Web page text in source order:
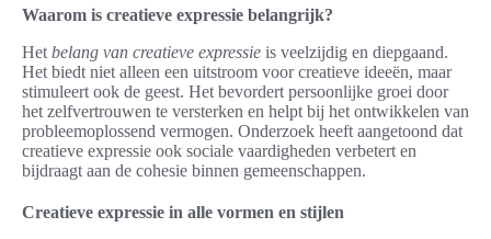
Waarom is creatieve expressie belangrijk?
Het belang van creatieve expressie is veelzijdig en diepgaand.
Het biedt niet alleen een uitstroom voor creatieve ideeën, maar
stimuleert ook de geest. Het bevordert persoonlijke groei door
het zelfvertrouwen te versterken en helpt bij het ontwikkelen van
probleemoplossend vermogen. Onderzoek heeft aangetoond dat
creatieve expressie ook sociale vaardigheden verbetert en
bijdraagt aan de cohesie binnen gemeenschappen.
Creatieve expressie in alle vormen en stijlen